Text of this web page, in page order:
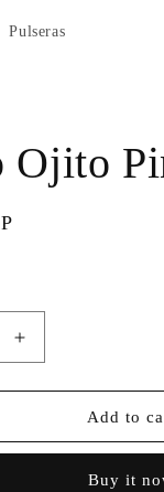
Pulseras
Increase
quantity
for
Ojito
Add to
Buy it